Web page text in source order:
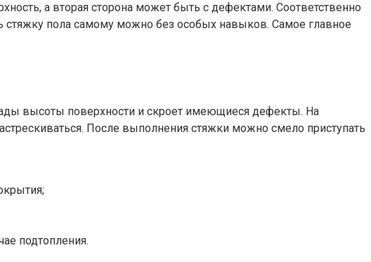
а вторая сторона может быть с дефектами. Соответственно
стяжку пола самому можно без особых навыков. Самое главное
высоты поверхности и скроет имеющиеся дефекты. На
После выполнения стяжки можно смело приступать
подтопления.